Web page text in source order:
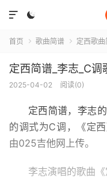


首页  歌曲简谱  定西歌曲
定西简谱_李志_C调
2025-04-02 阅读(0)
定西简谱，李志
的调式为C调，《定
由025吉他网上传。
李志演唱的歌曲《